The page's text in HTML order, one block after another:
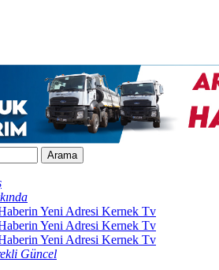
Yeni Adresi Kernek Tv
Yeni Adresi Kernek Tv
Yeni Adresi Kernek Tv
Güncel